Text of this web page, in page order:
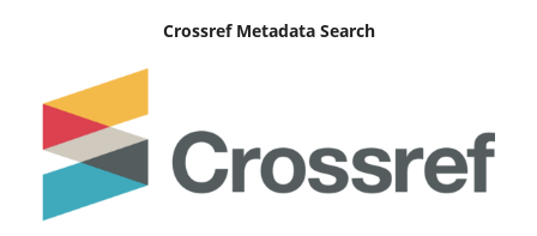
Crossref Metadata Search